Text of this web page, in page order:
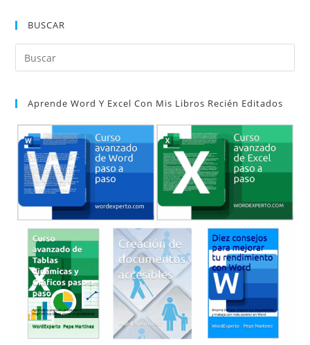
(opcional)
BUSCAR
Aprende Word Y Excel Con Mis Libros Recién Editados